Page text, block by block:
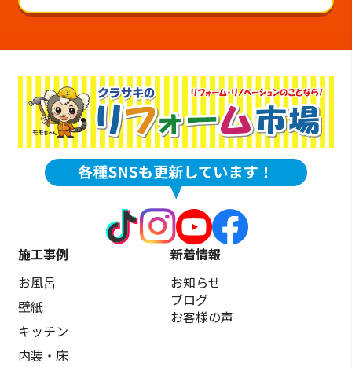
施工事例
お風呂
壁紙
キッチン
内装・床
新着情報
お知らせ
ブログ
お客様の声